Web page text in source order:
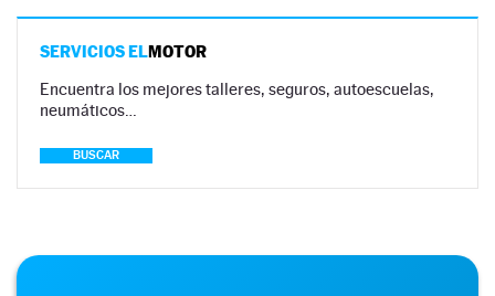
SERVICIOS ELMOTOR
Encuentra los mejores talleres, seguros, autoescuelas,
neumáticos…
BUSCAR